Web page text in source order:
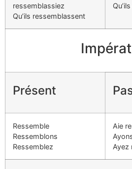
ressemblassiez
Qu’ils ressemblassent
Présent
Ressemble
Ressemblons
Ressemblez
Aie
Ayez